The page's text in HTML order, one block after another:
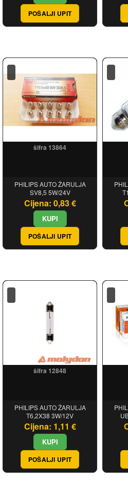
POŠALJI UPIT
šifra 13864
PHILIPS AUTO ŽARULJA
SV8,5 5W/24V
Cijena: 0,83 €
POŠALJI UPIT
šifra 12848
PHILIPS AUTO ŽARULJA
T6,2X38 3W/12V
Cijena: 1,11 €
POŠALJI UPIT